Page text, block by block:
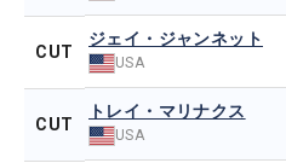
CUT
ジェイ・ジャンネット
USA
CUT
トレイ・マリナクス
USA